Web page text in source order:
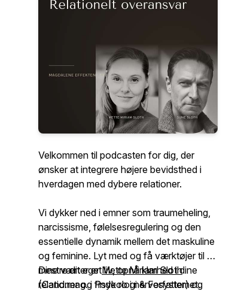
Velkommen til podcasten for dig, der
ønsker at integrere højere bevidsthed i
hverdagen med dybere relationer.
Vi dykker ned i emner som traumeheling,
narcissisme, følelsesregulering og den
essentielle dynamik mellem det maskuline
og feminine. Lyt med og få værktøjer til at
mestre dit eget liv, opnå klarhed i dine
relationer og finde ro i nervesystemet.
Dine værter erMette Miriam Sloth
(Cand.mag. i Psykologi & Forfatter) og